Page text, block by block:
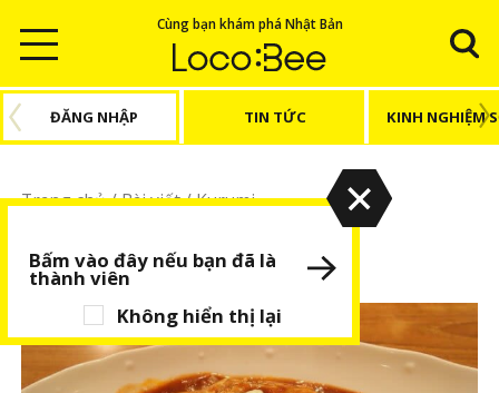
Cùng bạn khám phá Nhật Bản
ĐĂNG NHẬP TIN TỨC KINH NGHIỆM
Trang chủ/Bài viết/Kurumi
Kurumi
Không hiển thị lại
Bấm vào đây nếu bạn đã là
thành viên